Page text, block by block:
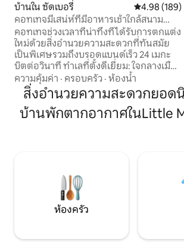
บ้านใน ซัดเบอรี่ คะแนนเฉลี่ย
4.98 (189)
คอทเทจมีเสน่ห์ที่มีอาหารเช้าใกล้สนาม
หญ้าและสวนสาธารณะ
คอทเทจช่วงเวลาที่น่าทึ่งที่ได้รับการตกแต่ง
ใหม่ด้วยสิ่งอำนวยความสะดวกที่ทันสมัย
เป็นพิเศษรวมถึงบรอดแบนด์เร็ว 24 เมกะ
บิตต่อวินาที ทำเลที่ตั้งดีเยี่ยม: ใจกลางเมือง
ตลาด Sudbury เดินไปทุ่งหญ้าโบราณ 2
นาทีสถานีรถไฟ 5 นาทีซูเปอร์มาร์เก็ตขนาด
ใหญ่ 2 นาทีร้านอาหารและร้านค้าท้องถิ่น 8
-10 นาที กระท่อมเป็นพื้นที่ที่ใช้งานได้จริง
และเข้ากับคนง่ายสำหรับผู้เข้าพักได้สูงสุด 6
ความคุ้มค่า · ครอบครัว · ห้องน้ำ
สิ่งอำนวยความสะดวกยอด
บ้านพักตากอากาศในLittle
ห้องครัว